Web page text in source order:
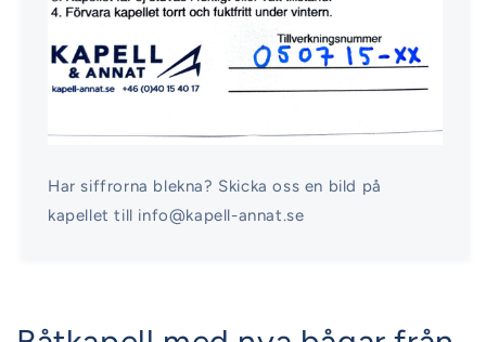
Har siffrorna blekna? Skicka oss en bild på
kapellet till info@kapell-annat.se